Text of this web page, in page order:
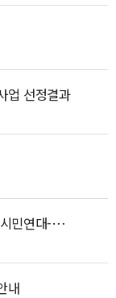
업 선정결과
새로운 대한민국을 위한 광장대선 연합정치 시민연대-제정당 연석회의 공동선언문
내